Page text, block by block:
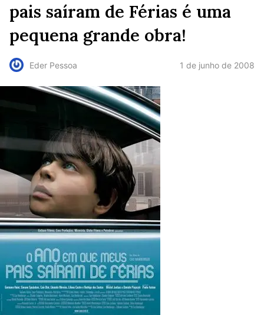
pais saíram de Férias é uma
pequena grande obra!
Eder Pessoa 1 de junho de 2008